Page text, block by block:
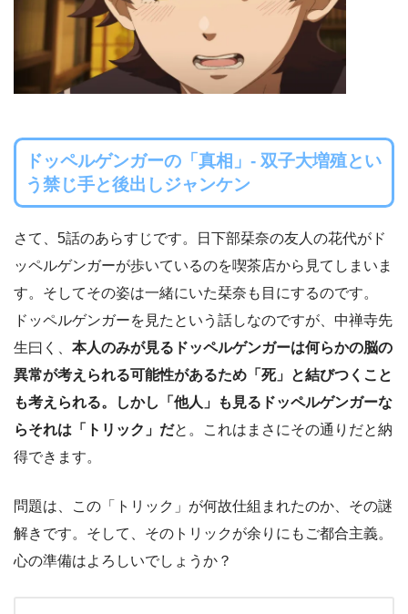
ドッペルゲンガーの「真相」- 双子大増殖とい
う禁じ手と後出しジャンケン
さて、5話のあらすじです。日下部栞奈の友人の花代がド
ッペルゲンガーが歩いているのを喫茶店から見てしまいま
す。そしてその姿は一緒にいた栞奈も目にするのです。
ドッペルゲンガーを見たという話しなのですが、中禅寺先
生曰く、 本人のみが見るドッペルゲンガーは何らかの脳の
異常が考えられる可能性があるため「死」と結びつくこと
も考えられる。しかし「他人」も見るドッペルゲンガーな
らそれは「トリック」だと。これはまさにその通りだと納
得できます。
問題は、この「トリック」が何故仕組まれたのか、その謎
解きです。そして、そのトリックが余りにもご都合主義。
心の準備はよろしいでしょうか？